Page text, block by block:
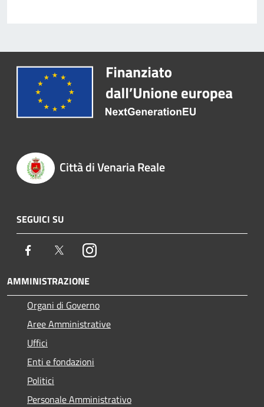
Città di Venaria Reale
SEGUICI SU
Facebook TwitterInstagram
AMMINISTRAZIONE
Organi di Governo
Aree Amministrative
Uffici
Enti e fondazioni
Politici
Personale Amministrativo